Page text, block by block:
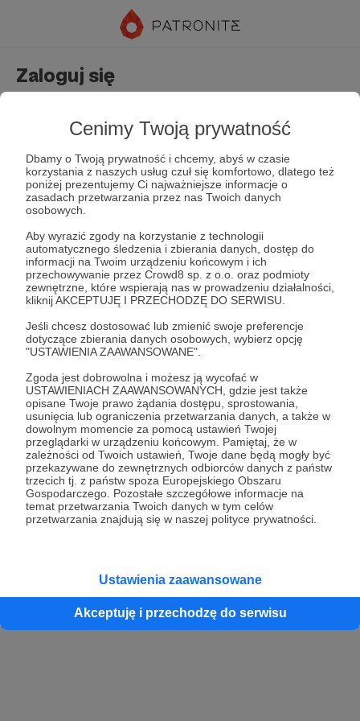
Cenimy Twoją prywatność
Dbamy o Twoją prywatność i chcemy, abyś w czasie
korzystania z naszych usług czuł się komfortowo, dlatego też
poniżej prezentujemy Ci najważniejsze informacje o
zasadach przetwarzania przez nas Twoich danych
osobowych.
Aby wyrazić zgody na korzystanie z technologii
automatycznego śledzenia i zbierania danych, dostęp do
informacji na Twoim urządzeniu końcowym i ich
przechowywanie przez Crowd8 sp. z o.o. oraz podmioty
zewnętrzne, które wspierają nas w prowadzeniu działalności,
kliknij AKCEPTUJĘ I PRZECHODZĘ DO SERWISU.
Jeśli chcesz dostosować lub zmienić swoje preferencje
dotyczące zbierania danych osobowych, wybierz opcję
"USTAWIENIA ZAAWANSOWANE".
Zgoda jest dobrowolna i możesz ją wycofać w
USTAWIENIACH ZAAWANSOWANYCH, gdzie jest także
opisane Twoje prawo żądania dostępu, sprostowania,
usunięcia lub ograniczenia przetwarzania danych, a także w
dowolnym momencie za pomocą ustawień Twojej
przeglądarki w urządzeniu końcowym. Pamiętaj, że w
zależności od Twoich ustawień, Twoje dane będą mogły być
przekazywane do zewnętrznych odbiorców danych z państw
trzecich tj. z państw spoza Europejskiego Obszaru
Gospodarczego. Pozostałe szczegółowe informacje na
temat przetwarzania Twoich danych w tym celów
przetwarzania znajdują się w naszej polityce prywatności.
Ustawienia zaawansowane
Akceptuję i przechodzę do serwisu
Zaloguj się
Zapamiętaj mnie Zapomniałeś hasła?
Zaloguj
lub
Kontynuuj z Google
Kontynuuj z Facebook
Kontynuuj z Apple
konta przez osobę niepełnoletnią” dostępny w regulaminie Patronite.pl